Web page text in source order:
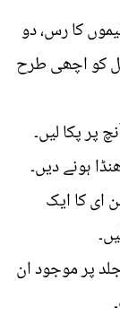
کا رس، دو
کو اچھی طرح
ای کا ایک
پر موجود ان